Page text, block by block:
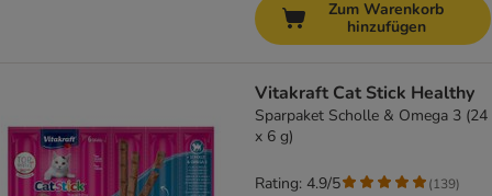
Zum Warenkorb
hinzufügen
Vitakraft Cat Stick Healthy
Sparpaket Scholle & Omega 3 (24
x 6 g)
Rating: 4.9/5 (139)